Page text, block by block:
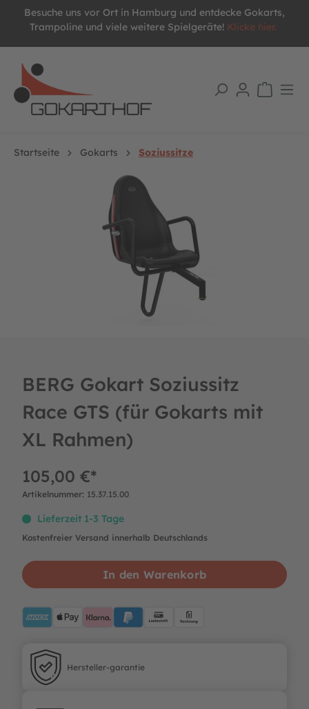
springen
Besuche uns vor Ort in Hamburg und entdecke Gokarts,
Trampoline und viele weitere Spielgeräte! Klicke hier.
Startseite Gokarts
Soziussitze
Bildergalerie überspringen
BERG Gokart Soziussitz
Race GTS (für Gokarts mit
XL Rahmen)
105,00 €*
Artikelnummer: 15.37.15.00
Lieferzeit 1-3 Tage
Kostenfreier Versand innerhalb Deutschlands
In den Warenkorb
ApplePayKlarna PayPalBlueLastschrift
Hersteller-garantie
Hersteller-garantie